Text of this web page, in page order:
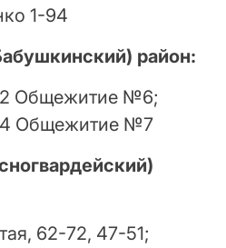
1-94
район:
Общежитие №6;
Общежитие №7
62-72, 47-51;